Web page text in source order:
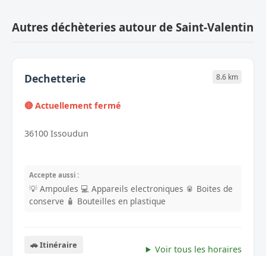
Autres déchèteries autour de Saint-Valentin
Dechetterie 8.6 km
🔴 Actuellement fermé
36100 Issoudun
Accepte aussi :
💡 Ampoules 💻 Appareils electroniques 🥫 Boites de
conserve 🧴 Bouteilles en plastique
🚗 Itinéraire Voir tous les horaires